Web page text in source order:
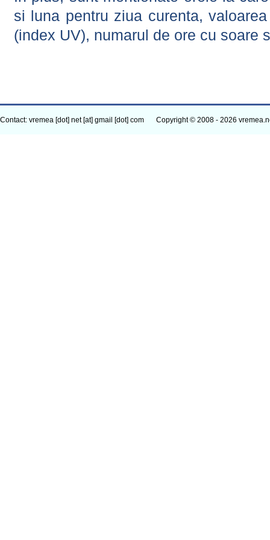
si luna pentru ziua curenta,
(index UV), numarul de ore cu soare
Contact: vremea [dot] net [at] gmail [dot] com Copyright © 2008 - 2026